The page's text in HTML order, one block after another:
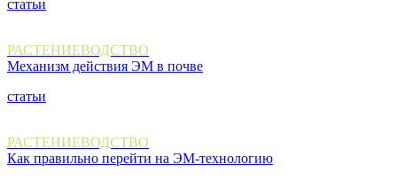
статьи
РАСТЕНИЕВОДСТВО
Механизм действия ЭМ в почве
статьи
РАСТЕНИЕВОДСТВО
Как правильно перейти на ЭМ-технологию